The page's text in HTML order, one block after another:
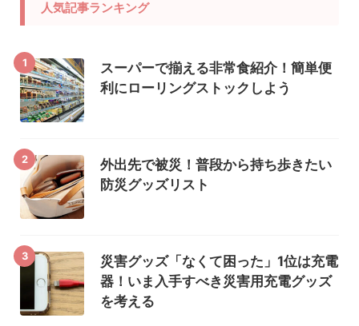
人気記事ランキング
1
スーパーで揃える非常食紹介！簡単便
利にローリングストックしよう
2
外出先で被災！普段から持ち歩きたい
防災グッズリスト
3
災害グッズ「なくて困った」1位は充電
器！いま入手すべき災害用充電グッズ
を考える